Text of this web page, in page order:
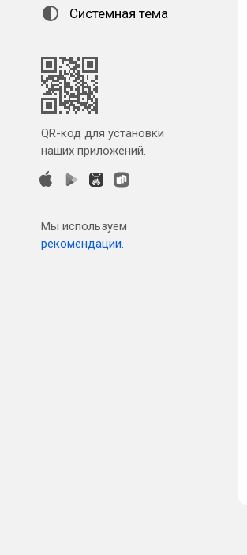
Системная тема
QR-код для установки
наших приложений.
Мы используем
рекомендации.